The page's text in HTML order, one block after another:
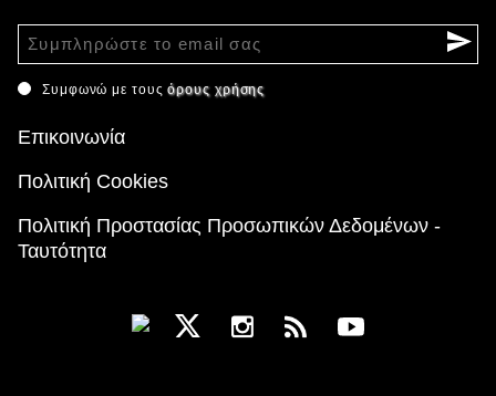
Συμφωνώ με τουςόρους χρήσης
Επικοινωνία
Πολιτική Cookies
Πολιτική Προστασίας Προσωπικών Δεδομένων -
Ταυτότητα